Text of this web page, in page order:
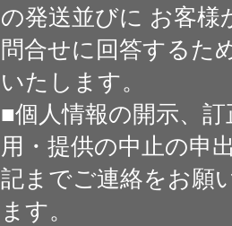
の発送並びに お客様
問合せに回答するた
いたします。
■個人情報の開示、
用・提供の中止の申
記までご連絡をお願
ます。